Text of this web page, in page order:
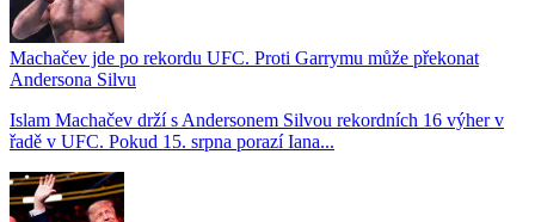
Machačev jde po rekordu UFC. Proti Garrymu může překonat
Andersona Silvu
Islam Machačev drží s Andersonem Silvou rekordních 16 výher v
řadě v UFC. Pokud 15. srpna porazí Iana...